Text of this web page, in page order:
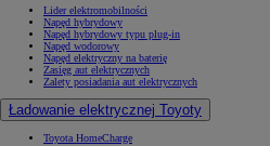
Lider elektromobilności
Napęd hybrydowy
Napęd hybrydowy typu plug-in
Napęd wodorowy
Napęd elektryczny na baterię
Zasięg aut elektrycznych
Zalety posiadania aut elektrycznych
Ładowanie elektrycznej Toyoty
Toyota HomeCharge